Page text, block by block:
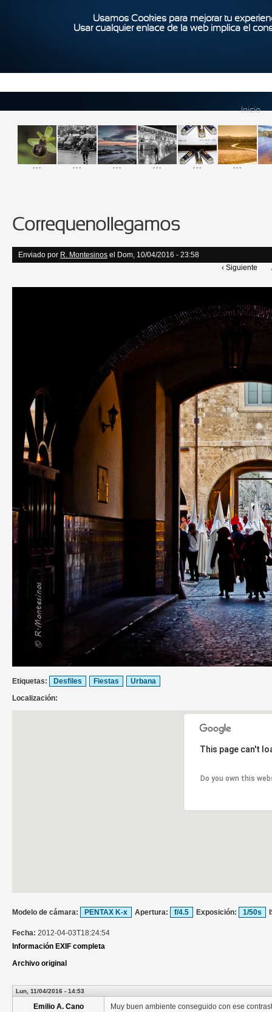
Usamos Cookies para mejorar tu
Usar cualquier enlace de la web implica el
Inicio
... ... ... ... ... ...
Correquenollegamos
Enviado por R. Montesinos el Dom, 10/04/2016 - 23:58
‹ Siguiente
Etiquetas: Desfiles Fiestas
Urbana
Localización:
This page can't
Do you own this
Modelo de cámara: PENTAX K-x Apertura: f/4.5 Exposición: 1/50s
Fecha: 2012-04-03T18:24:54
Información EXIF completa
Archivo original
Lun, 11/04/2016 - 14:53
Emilio A. Cano
Muy buen ambiente conseguido con ese